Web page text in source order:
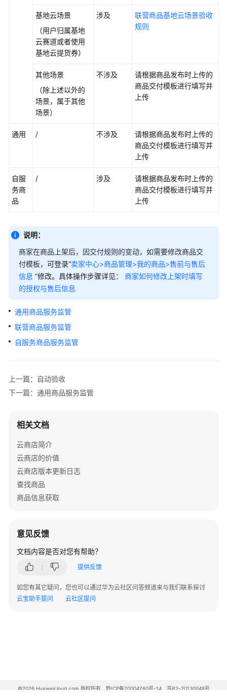
常
营
销
销
售
商
交
付
解
类
验
收
方
自
动
务
监
通
基地云场景
（用户归属基地
云赛道或者使用
基地云提货券）
涉及
联营商品基地云场景验收
规则
其他场景
（除上述以外的
场景，属于其他
场景）
不涉及
请根据商品发布时上传的
商品交付模板进行填写并
上传
通用 / 不涉及
请根据商品发布时上传的
商品交付模板进行填写并
上传
自服
务商
品
/ 涉及
请根据商品发布时上传的
商品交付模板进行填写并
上传
说明：
商家在商品上架后，因交付规则的变动，如需要修改商品交
付模板， 可登录“卖家中心>商品管理>我的商品>售前与售后
信息 ”修改。具体操作步骤详见： 商家如何修改上架时填写
的授权与售后信息
通用商品服务监管
联营商品服务监管
自服务商品服务监管
上一篇：自动验收
下一篇：通用商品服务监管
相关文档
云商店简介
云商店的价值
云商店版本更新日志
查找商品
商品信息获取
意见反馈
文档内容是否对您有帮助？
提供反馈
如您有其它疑问，您也可以通过华为云社区问答频道来与我们联系探讨
云宝助手提问
云社区提问
©2026 Huaweicloud.com 版权所有 黔ICP备20004760号-14
苏B2-20130048号